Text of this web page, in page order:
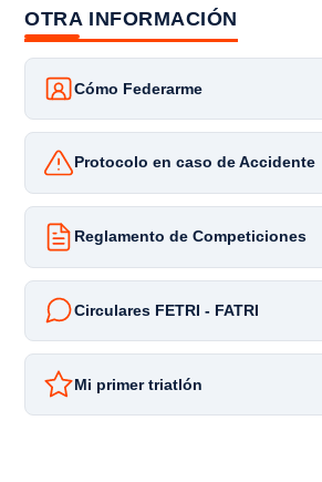
OTRA INFORMACIÓN
Cómo Federarme
Protocolo en caso de Accidente
Reglamento de Competiciones
Circulares FETRI - FATRI
Mi primer triatlón